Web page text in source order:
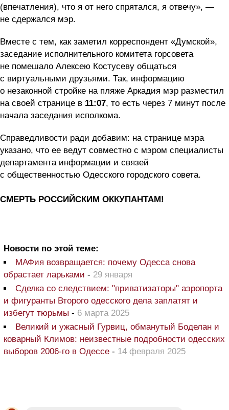
(впечатления), что я от него спрятался, я отвечу», —
не сдержался мэр.
Вместе с тем, как заметил корреспондент «Думской»,
заседание исполнительного комитета горсовета
не помешало Алексею Костусеву общаться
с виртуальными друзьями. Так, информацию
о незаконной стройке на пляже Аркадия мэр разместил
на своей странице в 11:07, то есть через 7 минут после
начала заседания исполкома.
Справедливости ради добавим: на странице мэра
указано, что ее ведут совместно с мэром специалисты
департамента информации и связей
с общественностью Одесского городского совета.
СМЕРТЬ РОССИЙСКИМ ОККУПАНТАМ!
Новости по этой теме:
МАФия возвращается: почему Одесса снова
обрастает ларьками - 29 января
Сделка со следствием: "приватизаторы" аэропорта
и фигуранты Второго одесского дела заплатят и
избегут тюрьмы - 6 марта 2025
Великий и ужасный Гурвиц, обманутый Боделан и
коварный Климов: неизвестные подробности одесских
выборов 2006-го в Одессе - 14 февраля 2025